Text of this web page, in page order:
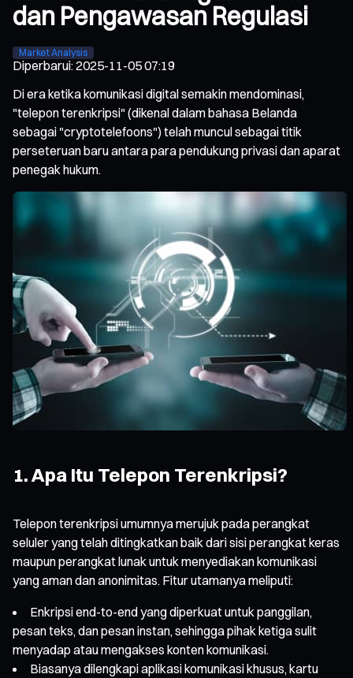
dan Pengawasan Regulasi
Market Analysis
Diperbarui:2025-11-05 07:19
Di era ketika komunikasi digital semakin mendominasi,
"telepon terenkripsi" (dikenal dalam bahasa Belanda
sebagai "cryptotelefoons") telah muncul sebagai titik
perseteruan baru antara para pendukung privasi dan aparat
penegak hukum.
1. Apa Itu Telepon Terenkripsi?
Telepon terenkripsi umumnya merujuk pada perangkat
seluler yang telah ditingkatkan baik dari sisi perangkat keras
maupun perangkat lunak untuk menyediakan komunikasi
yang aman dan anonimitas. Fitur utamanya meliputi:
Enkripsi end-to-end yang diperkuat untuk panggilan,
pesan teks, dan pesan instan, sehingga pihak ketiga sulit
menyadap atau mengakses konten komunikasi.
Biasanya dilengkapi aplikasi komunikasi khusus, kartu